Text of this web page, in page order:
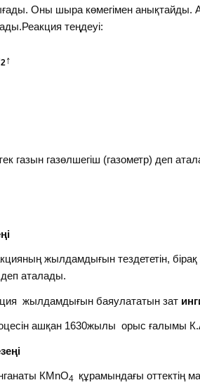
Оны шыра көмегімен
теңдеуі:
2↑
газын газөлшегіш (газометр) деп
жылдамдығын тездететін,
деп аталады.
жылдамдығын баяулататын зат
ашқан 1630жылы орыс ғалымы
КМnO4 құрамындағы оттектің